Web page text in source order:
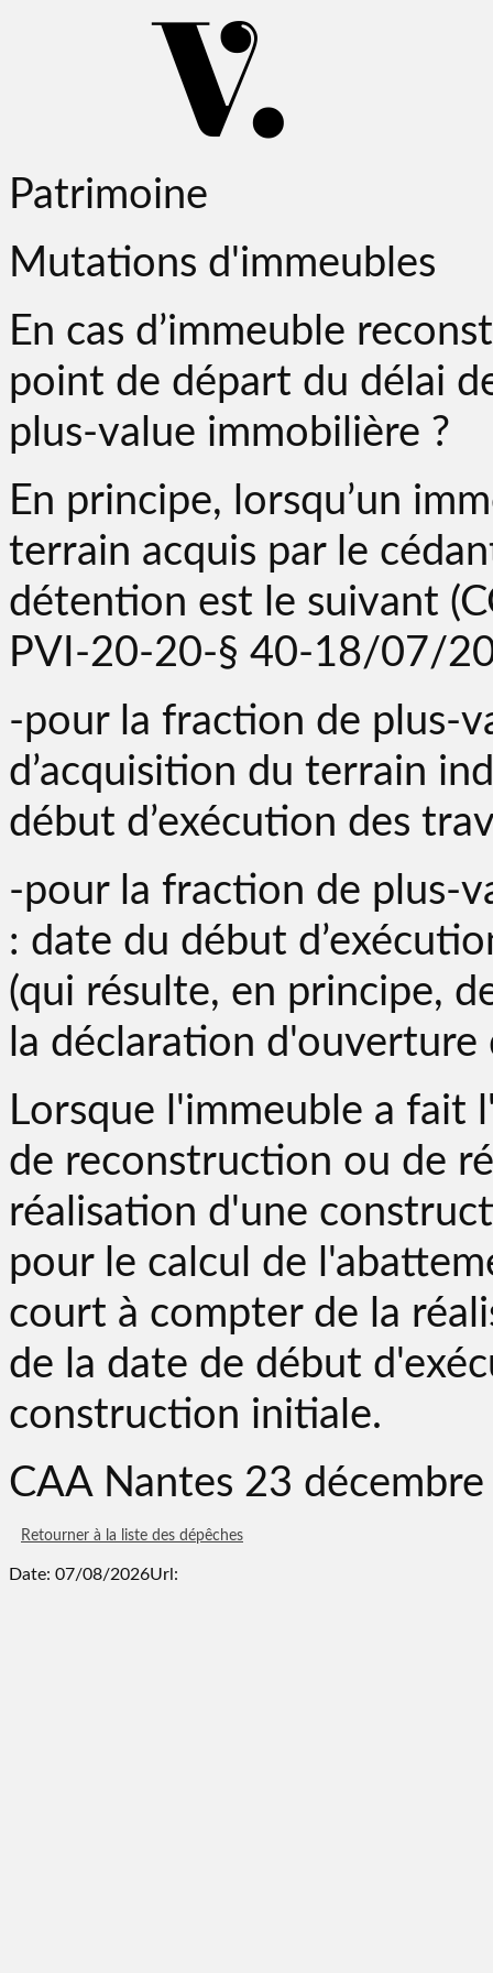
Patrimoine
Mutations d'immeubles
En cas d’immeuble
point de départ du délai
plus-value immobilière ?
En principe, lorsqu’un
terrain acquis par le
détention est le suivant
PVI-20-20-§ 40-18/07/
-pour la fraction de plus-
d’acquisition du terrain
début d’exécution des
-pour la fraction de plus-
: date du début
(qui résulte, en principe,
la déclaration
Lorsque l'immeuble a
de reconstruction ou de
réalisation d'une
pour le calcul de
court à compter de la
de la date de début
construction initiale.
CAA Nantes 23
Retourner à la liste des dépêches
Date: 07/08/2026Url: